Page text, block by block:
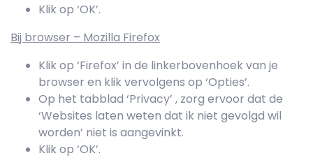
Klik op ‘OK’.
Bij browser – Mozilla Firefox
Klik op ‘Firefox’ in de linkerbovenhoek van je
browser en klik vervolgens op ‘Opties’.
Op het tabblad ‘Privacy’ , zorg ervoor dat de
‘Websites laten weten dat ik niet gevolgd wil
worden’ niet is aangevinkt.
Klik op ‘OK’.